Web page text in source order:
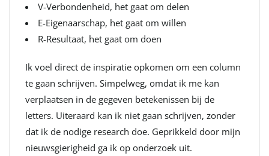
V-Verbondenheid, het gaat om delen
E-Eigenaarschap, het gaat om willen
R-Resultaat, het gaat om doen
Ik voel direct de inspiratie opkomen om een column
te gaan schrijven. Simpelweg, omdat ik me kan
verplaatsen in de gegeven betekenissen bij de
letters. Uiteraard kan ik niet gaan schrijven, zonder
dat ik de nodige research doe. Geprikkeld door mijn
nieuwsgierigheid ga ik op onderzoek uit.